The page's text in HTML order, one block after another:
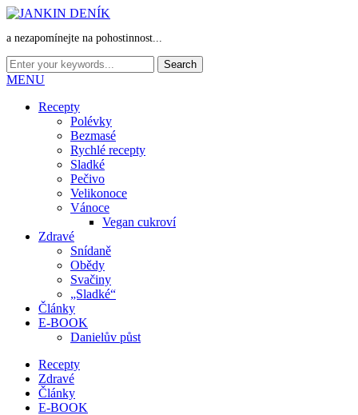
a nezapomínejte na pohostinnost...
MENU
Recepty
Polévky
Bezmasé
Rychlé recepty
Sladké
Pečivo
Velikonoce
Vánoce
Vegan cukroví
Zdravé
Snídaně
Obědy
Svačiny
„Sladké“
Články
E-BOOK
Danielův půst
Recepty
Zdravé
Články
E-BOOK